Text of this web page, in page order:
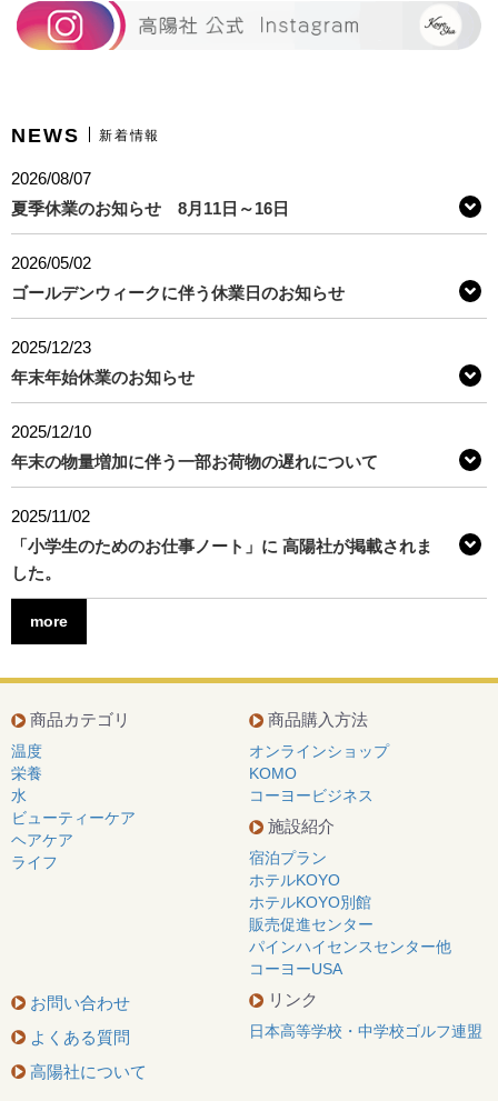
NEWS 新着情報
2026/08/07
夏季休業のお知らせ 8月11日～16日
2026/05/02
ゴールデンウィークに伴う休業日のお知らせ
2025/12/23
年末年始休業のお知らせ
2025/12/10
年末の物量増加に伴う一部お荷物の遅れについて
2025/11/02
「小学生のためのお仕事ノート」に 高陽社が掲載されま
した。
more
商品カテゴリ
温度
栄養
水
ビューティーケア
ヘアケア
ライフ
商品購入方法
オンラインショップ
KOMO
コーヨービジネス
施設紹介
宿泊プラン
ホテルKOYO
ホテルKOYO別館
販売促進センター
パインハイセンスセンター他
コーヨーUSA
お問い合わせ
よくある質問
高陽社について
リンク
日本高等学校・中学校ゴルフ連盟